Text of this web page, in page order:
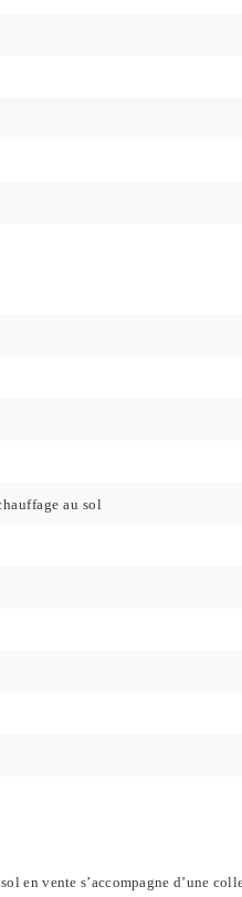
au sol
en vente s’accompagne d’une